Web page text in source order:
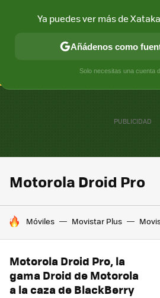
CONECTIVIDAD MÓVIL Y SOCIEDAD
Motorola Droid Pro
HOY SE HABLA DE
Móviles Movistar Plus
Motorola Droid Pro, la
gama Droid de Motorola
a la caza de BlackBerry
Ya puedes ver más de
Añádenos como
Solo necesitas una cuenta